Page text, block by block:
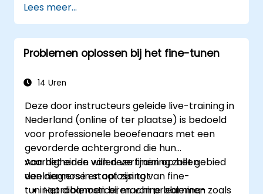
sector.
Technieken toe te passen voor fraude-
detectie, risico-inschatting en het
genereren van financieel advies.
GDPR en SOX op het gebied van financiën.
implementeren in financiële
toepassingen.
Lees meer...
Problemen oplossen bij het fine-tunen
14 Uren
Deze door instructeurs geleide live-training in
Nederland (online of ter plaatse) is bedoeld
voor professionele beoefenaars met een
gevorderde achtergrond die hun
vaardigheden willen verfijnen op het gebied
van diagnose en oplossing van fine-
tuningproblemen bij machine learning-
Aan het einde van deze training zullen
deelnemers in staat zijn tot:
Het diagnosticeren van problemen zoals